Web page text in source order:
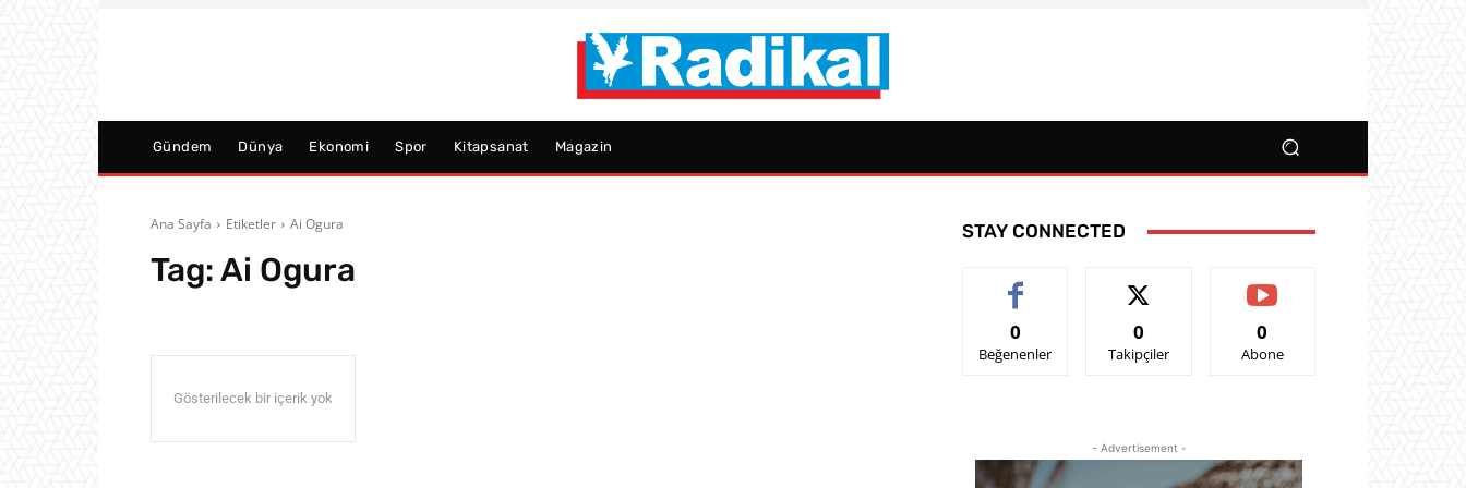
Gündem Dünya Ekonomi Spor Kitapsanat Magazin
Ana Sayfa Etiketler Ai Ogura
Tag:Ai Ogura
Gösterilecek bir içerik yok
STAY CONNECTED
0
Beğenenler
0
Takipçiler
0
Abone
- Advertisement -